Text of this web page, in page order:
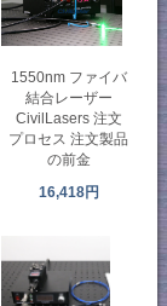
1550nm ファイバ
結合レーザー
CivilLasers 注文
プロセス 注文製品
の前金
16,418円